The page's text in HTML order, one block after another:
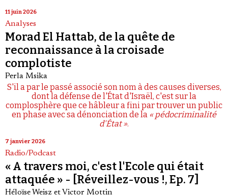
11 juin 2026
Analyses
Morad El Hattab, de la quête de
reconnaissance à la croisade
complotiste
Perla Msika
S'il a par le passé associé son nom à des causes diverses,
dont la défense de l'État d'Israël, c'est sur la
complosphère que ce hâbleur a fini par trouver un public
en phase avec sa dénonciation de la « pédocriminalité
d'État ».
7 janvier 2026
Radio/Podcast
« A travers moi, c'est l'Ecole qui était
attaquée » - [Réveillez-vous !, Ep. 7]
Héloïse Weisz et Victor Mottin